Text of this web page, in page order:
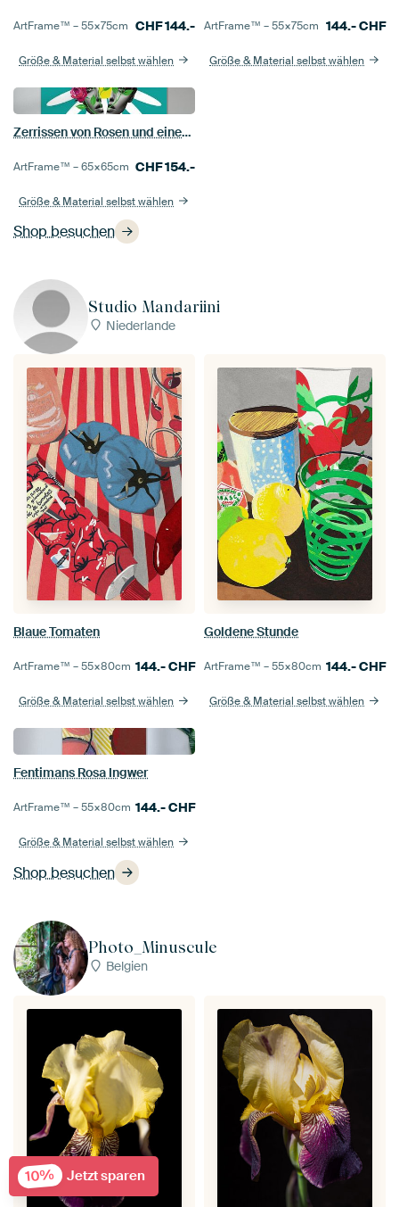
Shop besuchen
ArtFrame™ –55×75cm CHF144.-
Größe & Material selbst wählen
ArtFrame™ –55×75cm 144.-CHF
Größe & Material selbst wählen
Zerrissen von Rosen und einem Gänseblümchen
ArtFrame™ –65×65cm CHF154.-
Größe & Material selbst wählen
Studio Mandariini
Niederlande
Shop besuchen
Blaue Tomaten
ArtFrame™ –55×80cm 144.-CHF
Größe & Material selbst wählen
Goldene Stunde
ArtFrame™ –55×80cm 144.-CHF
Größe & Material selbst wählen
Fentimans Rosa Ingwer
ArtFrame™ –55×80cm 144.-CHF
Größe & Material selbst wählen
Photo_Minuscule
Belgien
10% Jetzt sparen